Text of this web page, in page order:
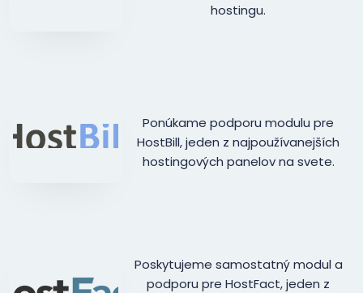
hostingu.
Ponúkame podporu modulu pre
HostBill, jeden z najpoužívanejších
hostingových panelov na svete.
Poskytujeme samostatný modul a
podporu pre HostFact, jeden z